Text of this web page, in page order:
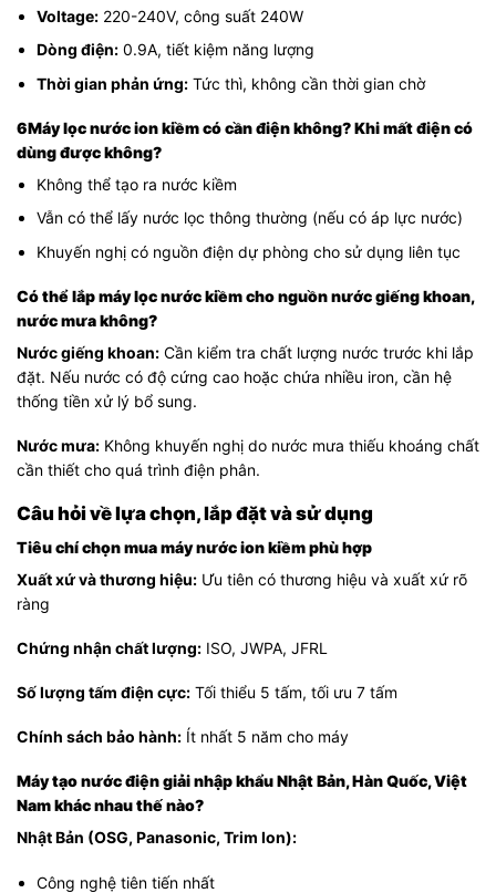
Voltage: 220-240V, công suất 240W
Dòng điện: 0.9A, tiết kiệm năng lượng
Thời gian phản ứng: Tức thì, không cần thời gian chờ
6Máy lọc nước ion kiềm có cần điện không? Khi mất điện có
dùng được không?
Không thể tạo ra nước kiềm
Vẫn có thể lấy nước lọc thông thường (nếu có áp lực nước)
Khuyến nghị có nguồn điện dự phòng cho sử dụng liên tục
Có thể lắp máy lọc nước kiềm cho nguồn nước giếng khoan,
nước mưa không?
Nước giếng khoan: Cần kiểm tra chất lượng nước trước khi lắp
đặt. Nếu nước có độ cứng cao hoặc chứa nhiều iron, cần hệ
thống tiền xử lý bổ sung.
Nước mưa: Không khuyến nghị do nước mưa thiếu khoáng chất
cần thiết cho quá trình điện phân.
Câu hỏi về lựa chọn, lắp đặt và sử dụng
Tiêu chí chọn mua máy nước ion kiềm phù hợp
Xuất xứ và thương hiệu: Ưu tiên có thương hiệu và xuất xứ rõ
ràng
Chứng nhận chất lượng: ISO, JWPA, JFRL
Số lượng tấm điện cực: Tối thiểu 5 tấm, tối ưu 7 tấm
Chính sách bảo hành: Ít nhất 5 năm cho máy
Máy tạo nước điện giải nhập khẩu Nhật Bản, Hàn Quốc, Việt
Nam khác nhau thế nào?
Nhật Bản (OSG, Panasonic, Trim Ion):
Công nghệ tiên tiến nhất